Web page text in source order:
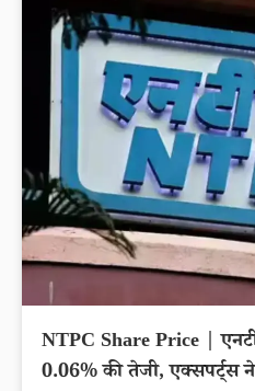
NTPC Share Price |
0.06% की तेजी, एक्सपर्ट्स